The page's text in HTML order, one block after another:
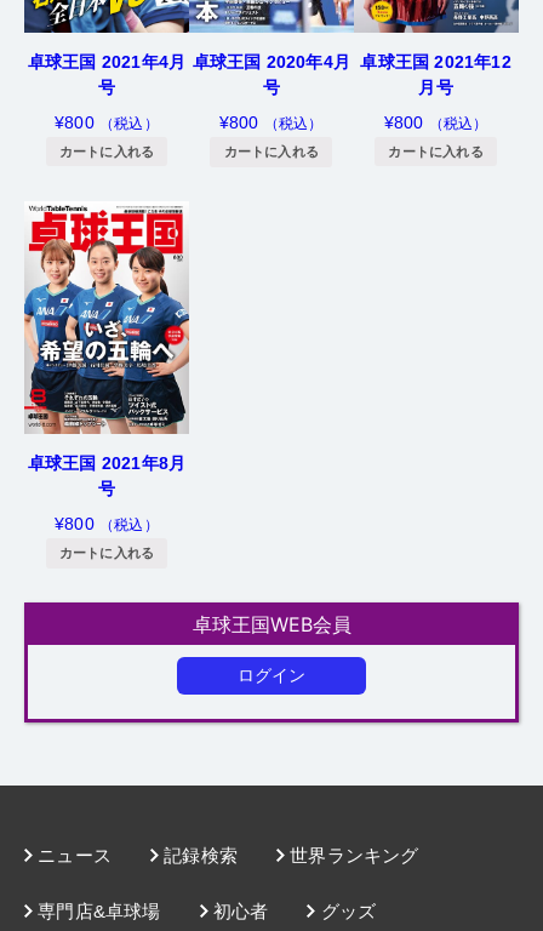
卓球王国 2021年4月
号
¥800 （税込）
カートに入れる
卓球王国 2020年4月
号
¥800 （税込）
カートに入れる
卓球王国 2021年12
月号
¥800 （税込）
カートに入れる
卓球王国 2021年8月
号
¥800 （税込）
カートに入れる
卓球王国WEB会員
ログイン
ニュース 記録検索 世界ランキング
グッズ
専門店&卓球場 初心者